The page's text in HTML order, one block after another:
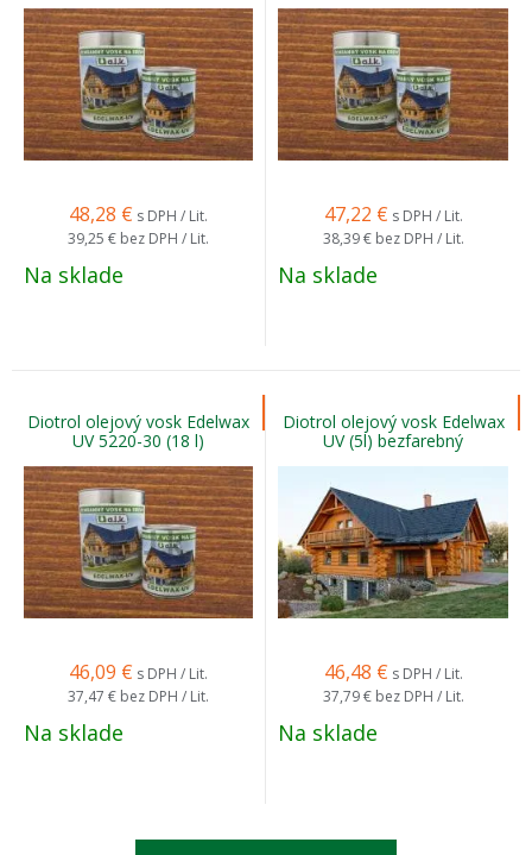
48,28 € s DPH / Lit.
39,25 € bez DPH / Lit.
Na sklade
47,22 € s DPH / Lit.
38,39 € bez DPH / Lit.
Na sklade
Diotrol olejový vosk Edelwax
UV 5220-30 (18 l)
46,09 € s DPH / Lit.
37,47 € bez DPH / Lit.
Na sklade
Diotrol olejový vosk Edelwax
UV (5l) bezfarebný
46,48 € s DPH / Lit.
37,79 € bez DPH / Lit.
Na sklade